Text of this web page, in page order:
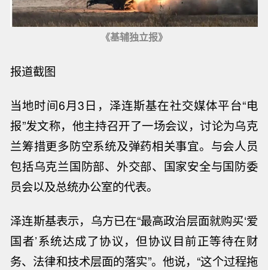
《基辅独立报》
报道截图
当地时间6月3日，泽连斯基在社交媒体平台“电
报”发文称，他主持召开了一场会议，讨论为乌克
兰筹措更多防空系统及弹药相关事宜。与会人员
包括乌克兰国防部、外交部、国家安全与国防委
员会以及总统办公室的代表。
泽连斯基表示，乌方已在“最高政治层面就购买‘爱
国者’系统达成了协议，但协议目前正等待在财
务、法律和技术层面的落实”。他说，“这个过程拖